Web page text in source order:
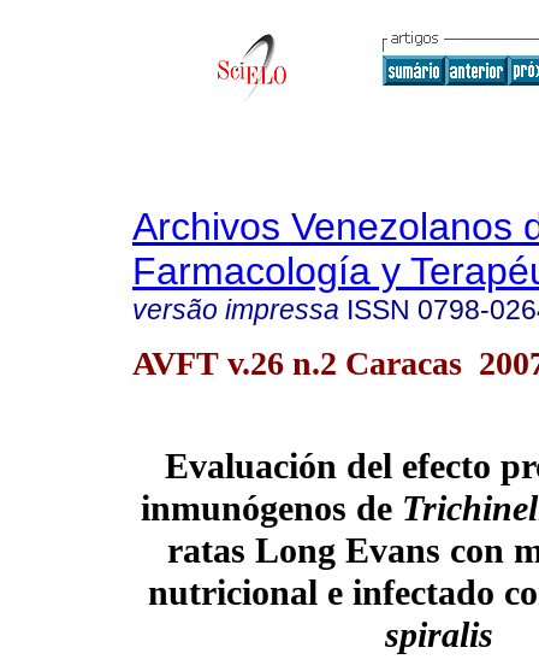
Archivos Venezolanos
Farmacología y
versão impressa ISSN 0798-
AVFT v.26 n.2 Caracas
Evaluación del efecto
inmunógenos de
ratas Long Evans con
nutricional e infectado
spiralis